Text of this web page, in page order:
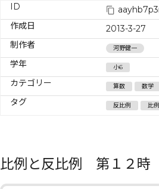
ID
作成日
2013-3-27
制作者
河野健一
学年 小6
カテゴリー 算数 数学
タグ 反比例 比例
比例と反比例 第１２時